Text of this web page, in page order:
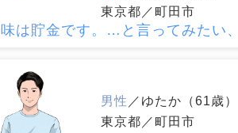
東京都／町田市
は貯金です。…と言ってみたい
男性 ／ゆたか（61歳）
東京都／町田市